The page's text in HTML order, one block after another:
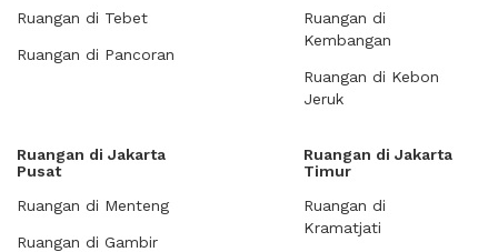
Ruangan di Tebet
Ruangan di Pancoran
Ruangan di
Kembangan
Ruangan di Kebon
Jeruk
Ruangan di Jakarta
Pusat
Ruangan di Menteng
Ruangan di Gambir
Ruangan di Jakarta
Timur
Ruangan di
Kramatjati